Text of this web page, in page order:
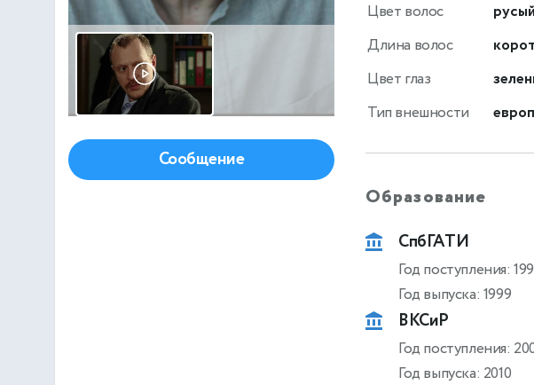
Сообщение
Цвет волос
русый
Длина волос
Цвет глаз
Тип внешности
Образование
СпбГАТИ
Год поступления:
Год выпуска: 1999
ВКСиР
Год поступления:
Год выпуска: 2010